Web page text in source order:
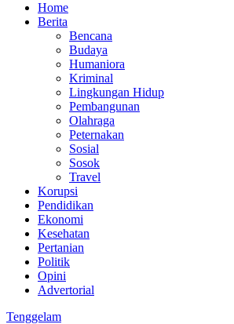
Home
Berita
Bencana
Budaya
Humaniora
Kriminal
Lingkungan Hidup
Pembangunan
Olahraga
Peternakan
Sosial
Sosok
Travel
Korupsi
Pendidikan
Ekonomi
Kesehatan
Pertanian
Politik
Opini
Advertorial
Tenggelam